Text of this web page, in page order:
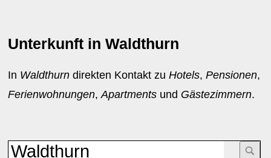
Unterkunft in Waldthurn
In Waldthurn direkten Kontakt zuHotels,Pensionen,
Ferienwohnungen,Apartments und Gästezimmern.